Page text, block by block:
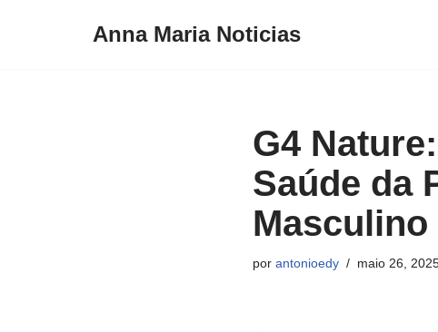
Anna Maria Noticias
G4
Saúde da
Masculino
por antonioedy maio 26,